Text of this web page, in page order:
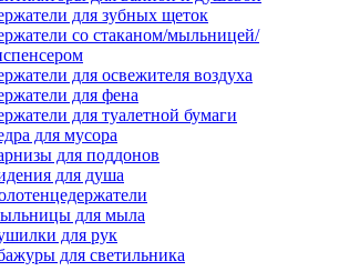
для зубных щеток
со стаканом/мыльницей/
для освежителя воздуха
для фена
для туалетной бумаги
для мусора
для поддонов
для душа
для мыла
для рук
для светильника